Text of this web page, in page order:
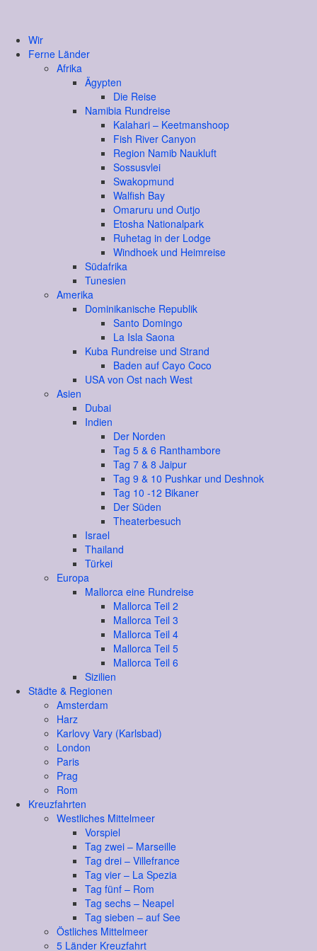
Wir
Ferne Länder
Afrika
Ägypten
Die Reise
Namibia Rundreise
Kalahari – Keetmanshoop
Fish River Canyon
Region Namib Naukluft
Sossusvlei
Swakopmund
Walfish Bay
Omaruru und Outjo
Etosha Nationalpark
Ruhetag in der Lodge
Windhoek und Heimreise
Südafrika
Tunesien
Amerika
Dominikanische Republik
Santo Domingo
La Isla Saona
Kuba Rundreise und Strand
Baden auf Cayo Coco
USA von Ost nach West
Asien
Dubai
Indien
Der Norden
Tag 5 & 6 Ranthambore
Tag 7 & 8 Jaipur
Tag 9 & 10 Pushkar und Deshnok
Tag 10 -12 Bikaner
Der Süden
Theaterbesuch
Israel
Thailand
Türkei
Europa
Mallorca eine Rundreise
Mallorca Teil 2
Mallorca Teil 3
Mallorca Teil 4
Mallorca Teil 5
Mallorca Teil 6
Sizilien
Städte & Regionen
Amsterdam
Harz
Karlovy Vary (Karlsbad)
London
Paris
Prag
Rom
Kreuzfahrten
Westliches Mittelmeer
Vorspiel
Tag zwei – Marseille
Tag drei – Villefrance
Tag vier – La Spezia
Tag fünf – Rom
Tag sechs – Neapel
Tag sieben – auf See
Östliches Mittelmeer
5 Länder Kreuzfahrt